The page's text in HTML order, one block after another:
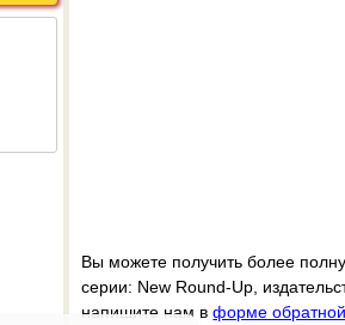
Вы можете получить более
серии: New Round-Up,
напишите нам вформе обратной